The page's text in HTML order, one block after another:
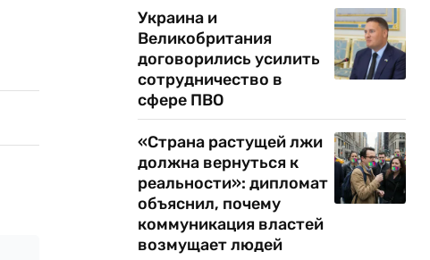
Украина и
Великобритания
договорились усилить
сотрудничество в
сфере ПВО
«Страна растущей лжи
должна вернуться к
реальности»: дипломат
объяснил, почему
коммуникация властей
возмущает людей